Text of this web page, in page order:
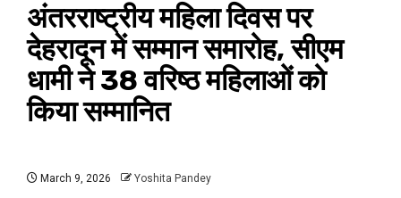
अंतरराष्ट्रीय महिला दिवस पर
देहरादून में सम्मान समारोह, सीएम
धामी ने 38 वरिष्ठ महिलाओं को
किया सम्मानित
March 9, 2026 Yoshita Pandey